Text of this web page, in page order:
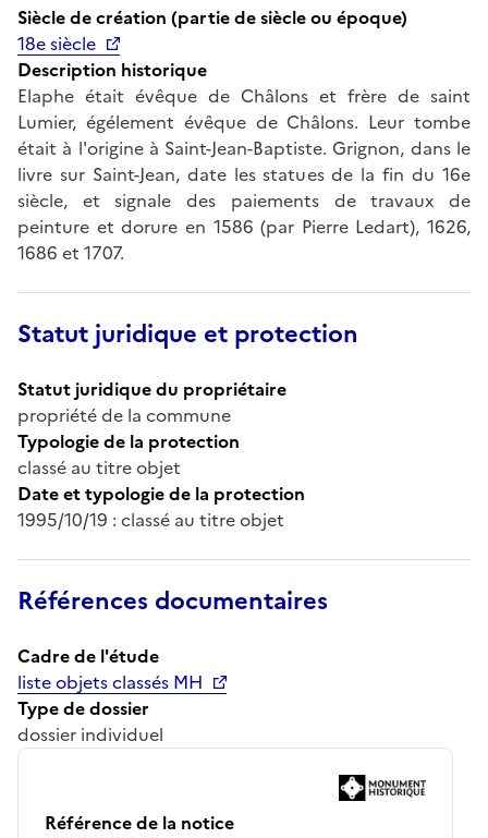
Siècle de création (partie de siècle ou époque)
18e siècle
Description historique
Elaphe était évêque de Châlons et frère de saint
Lumier, égélement évêque de Châlons. Leur tombe
était à l'origine à Saint-Jean-Baptiste. Grignon, dans le
livre sur Saint-Jean, date les statues de la fin du 16e
siècle, et signale des paiements de travaux de
peinture et dorure en 1586 (par Pierre Ledart), 1626,
1686 et 1707.
Statut juridique et protection
Statut juridique du propriétaire
propriété de la commune
Typologie de la protection
classé au titre objet
Date et typologie de la protection
1995/10/19 : classé au titre objet
Références documentaires
Cadre de l'étude
liste objets classés MH
Type de dossier
dossier individuel
Référence de la notice